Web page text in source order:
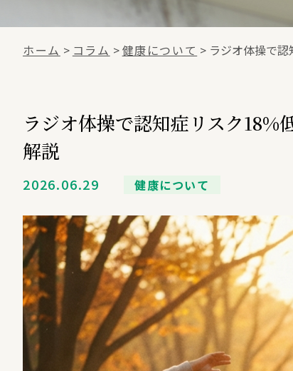
ホーム > コラム >健康について > ラジオ体操で
ラジオ体操で認知症リスク
解説
2026.06.29 健康について